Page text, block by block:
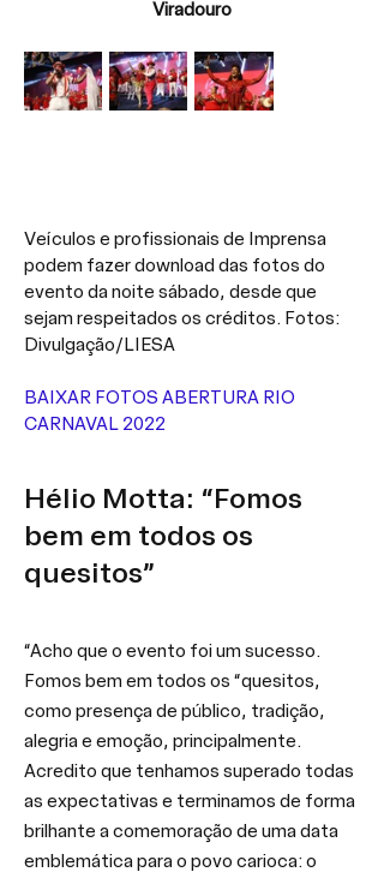
Viradouro
Veículos e profissionais de Imprensa
podem fazer download das fotos do
evento da noite sábado, desde que
sejam respeitados os créditos. Fotos:
Divulgação/LIESA
BAIXAR FOTOS ABERTURA RIO
CARNAVAL 2022
Hélio Motta: “Fomos
bem em todos os
quesitos”
“Acho que o evento foi um sucesso.
Fomos bem em todos os “quesitos,
como presença de público, tradição,
alegria e emoção, principalmente.
Acredito que tenhamos superado todas
as expectativas e terminamos de forma
brilhante a comemoração de uma data
emblemática para o povo carioca: o